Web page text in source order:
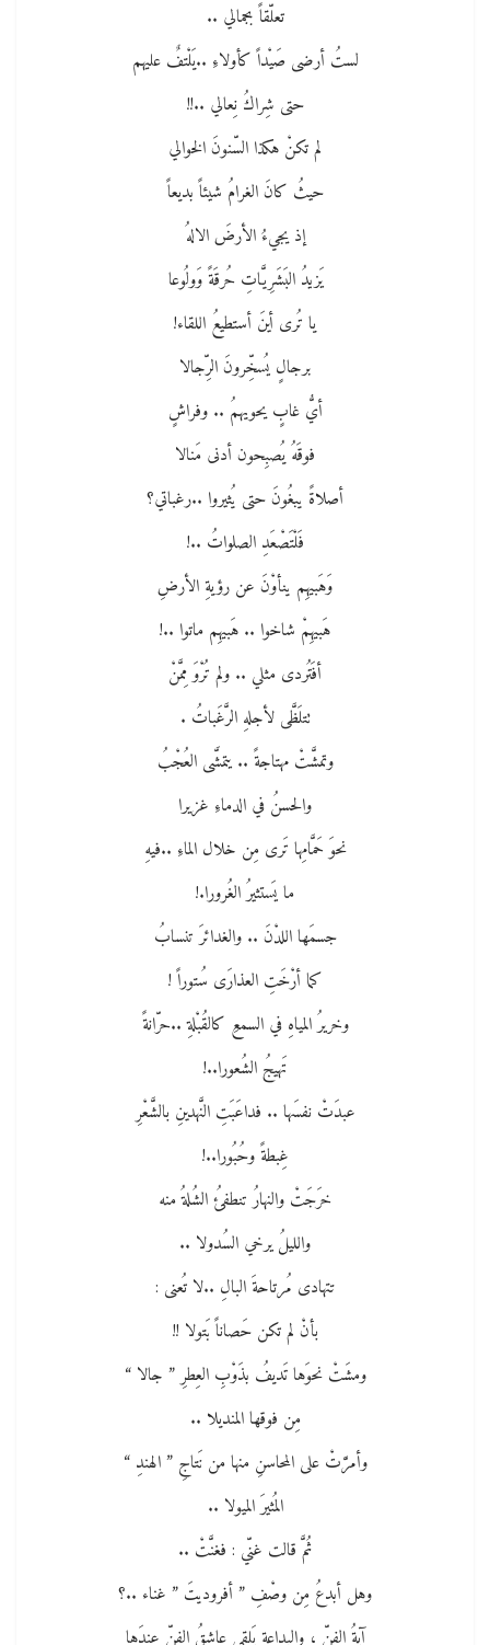
تعلّقاً بجمالي ..
لستُ أرضى صَيْداً كأولاءِ ..يَلْتفٌ عليهم
حتى شِراكُ نِعالي ..!!
لم تكنْ هكذا السّنونَ الخوالي
حيثُ كانَ الغرامُ شيئاً بديعاً
إذ يجيءُ الأرضَ الالهُ
يَزيدُ البَشَرِيَّاتِ حُرقَةً وَولُوعا
يا تُرى أينَ أستطيعُ اللقاء!
برجالٍ يُسخِّرونَ الرِّجالا
أيُّ غابٍ يحويهمُ .. وفراشٍ
فوقَهُ يُصبِحون أدنى مَنالا
أصلاةً يبغُونَ حتى يُثيروا ..رغباتي؟
فَلْتَصْعَدِ الصلواتُ ..!
وَهَبيهِم ينأوْنَ عن رؤيةِ الأرضِ
هَبيهِمْ شاخوا .. هَبيهِم ماتوا ..!
أفَتُردى مثلي .. ولم تُرْوَ مِمَّنْ
تتلَظَّى لأجلهِ الرَّغَباتُ .
وتمشَّتْ مهتاجةً .. يتمشَّى العُجْبُ
والحسنُ في الدماءِ غزيرا
نحوَ حَمَّامِها تَرى مِن خلال الماءِ ..فيهِ
ما يَستثيرُ الغُرورا.!
جسمَها اللدْنَ .. والغدائرَ تنسابُ
كما أرْخَتِ العذارَى سُتوراً !
وخريرُ المياهِ في السمعِ كالقُبْلةِ ..حرّانةً
تَهيجُ الشُعورا..!
عبدَتْ نفسَها .. فداعَبَتِ النَّهدينِ بالشَّعْرِ
غِبطةً وحُبُورا..!
خرَجَتْ والنهارُ تنطفئُ الشُلةُ منه
والليلُ يرخي السُدولا ..
تتهادى مُرتاحةَ البالِ ..لا تُعنى :
بأنْ لم تكن حَصاناً بَتولا !!
ومشَتْ نحوَها تَديفُ بذَوْبِ العِطرِ ” جالا “
مِن فوقها المنديلا ..
وأمرَّتْ على المحاسنِ منها من نَتاجِ ” الهندِ “
المُثيرَ الميولا ..
ثُمَّ قالت غنّي : فغنَّتْ ..
وهل أبدعُ مِن وصْفِ ” أفروديتَ ” غناء ..؟
آيةُ الفنِّ ، والبداعةِ يَلقى عاشقُ الفنِّ عندَها